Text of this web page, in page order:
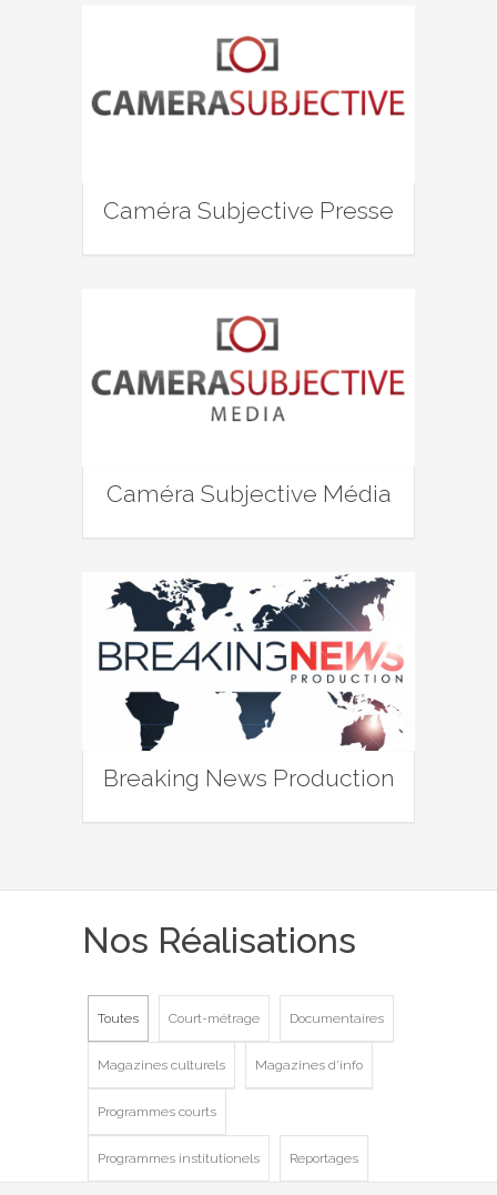
Caméra Subjective Presse
Caméra Subjective Média
Breaking News Production
Nos Réalisations
Toutes Court-métrage Documentaires
Magazines culturels Magazines d'info
Programmes courts
Programmes institutionels Reportages